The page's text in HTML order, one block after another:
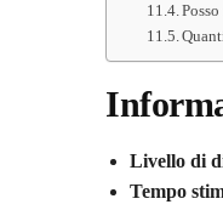
Livello di
Tempo